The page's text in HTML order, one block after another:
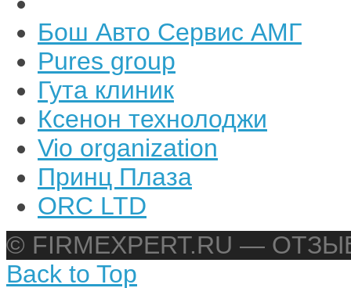
Бош Авто Сервис АМГ
Pures group
Гута клиник
Ксенон технолоджи
Vio organization
Принц Плаза
ORC LTD
© FIRMEXPERT.RU —
Back to Top